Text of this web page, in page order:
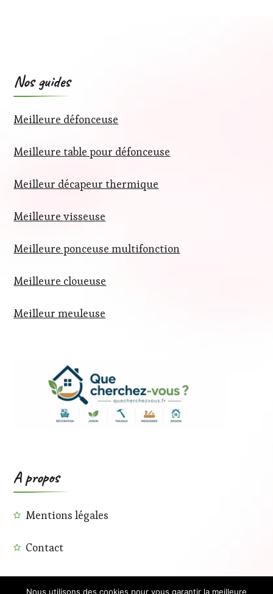
Nos guides
Meilleure défonceuse
Meilleure table pour défonceuse
Meilleur décapeur thermique
Meilleure visseuse
Meilleure ponceuse multifonction
Meilleure cloueuse
Meilleur meuleuse
A propos
Mentions légales
Contact
Nous utilisons des cookies pour vous garantir la meilleure